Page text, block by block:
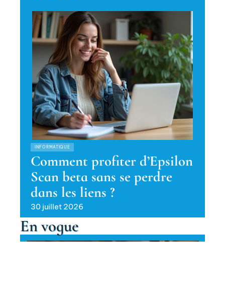
INFORMATIQUE
Comment profiter d’Epsilon
Scan beta sans se perdre
dans les liens ?
30 juillet 2026
En vogue